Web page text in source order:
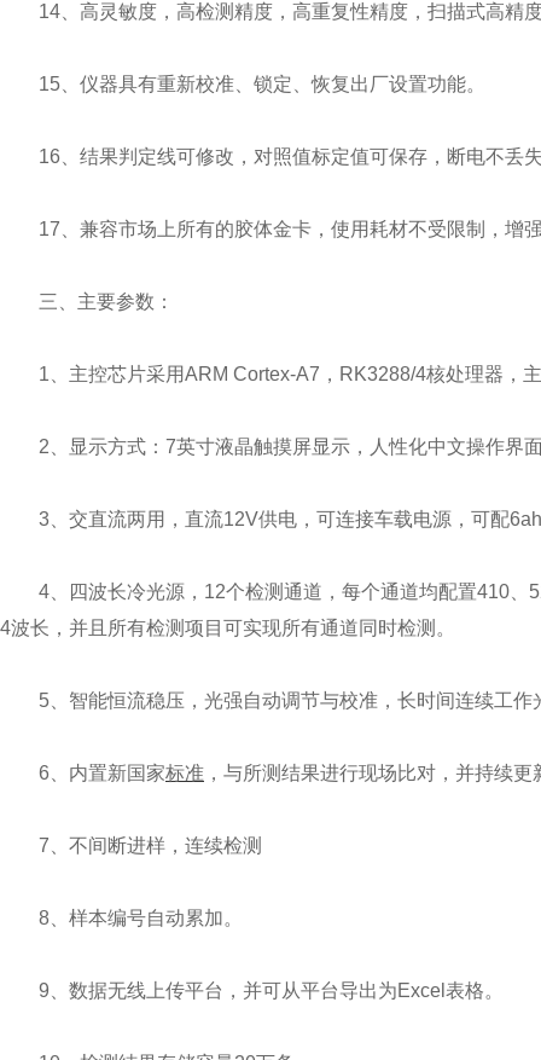
14、高灵敏度，高检测精度，高重复性精度，扫描式高精
15、仪器具有重新校准、锁定、恢复出厂设置功能。
16、结果判定线可修改，对照值标定值可保存，断电不丢
17、兼容市场上所有的胶体金卡，使用耗材不受限制，增
三、主要参数：
1、主控芯片采用ARM Cortex-A7，RK3288/4核处理器，
2、显示方式：7英寸液晶触摸屏显示，人性化中文操作界
3、交直流两用，直流12V供电，可连接车载电源，可配
4、四波长冷光源，12个检测通道，每个通道均配置410、
4波长，并且所有检测项目可实现所有通道同时检测。
5、智能恒流稳压，光强自动调节与校准，长时间连续工作
6、内置新国家标准 ，与所测结果进行现场比对，并持续更
7、不间断进样，连续检测
8、样本编号自动累加。
9、数据无线上传平台，并可从平台导出为Excel表格。